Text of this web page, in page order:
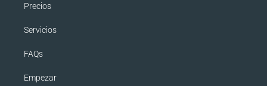
Precios
Servicios
FAQs
Empezar